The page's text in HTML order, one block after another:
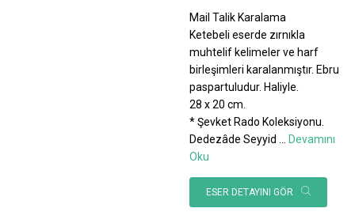
Mail Talik Karalama
Ketebeli eserde zırnıkla
muhtelif kelimeler ve harf
birleşimleri karalanmıştır. Ebru
paspartuludur. Haliyle.
28 x 20 cm.
* Şevket Rado Koleksiyonu.
Dedezâde Seyyid
Devamını
Oku
ESER DETAYINI GÖR